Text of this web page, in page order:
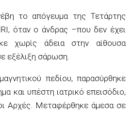
το απόγευμα της Τετάρτης
όταν ο άνδρας –που δεν έχει
χωρίς άδεια στην αίθουσα
εξέλιξη σάρωση.
πεδίου, παρασύρθηκε
και υπέστη ιατρικό επεισόδιο,
Αρχές. Μεταφέρθηκε άμεσα σε